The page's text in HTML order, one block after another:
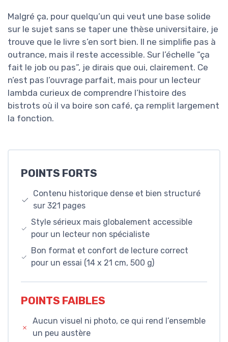
Malgré ça, pour quelqu’un qui veut une base solide
sur le sujet sans se taper une thèse universitaire, je
trouve que le livre s’en sort bien. Il ne simplifie pas à
outrance, mais il reste accessible. Sur l’échelle “ça
fait le job ou pas”, je dirais que oui, clairement. Ce
n’est pas l’ouvrage parfait, mais pour un lecteur
lambda curieux de comprendre l’histoire des
bistrots où il va boire son café, ça remplit largement
la fonction.
POINTS FORTS
Contenu historique dense et bien structuré
sur 321 pages
Style sérieux mais globalement accessible
pour un lecteur non spécialiste
Bon format et confort de lecture correct
pour un essai (14 x 21 cm, 500 g)
POINTS FAIBLES
Aucun visuel ni photo, ce qui rend l’ensemble
un peu austère